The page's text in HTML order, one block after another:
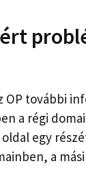
további
a régi
egy
a